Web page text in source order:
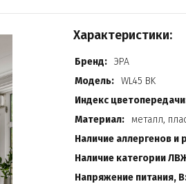
Характеристики:
Бренд: ЭРА
Модель: WL45 BK
Индекс
Материал: металл,
Наличие аллергенов и
Наличие категории
Напряжение питания,